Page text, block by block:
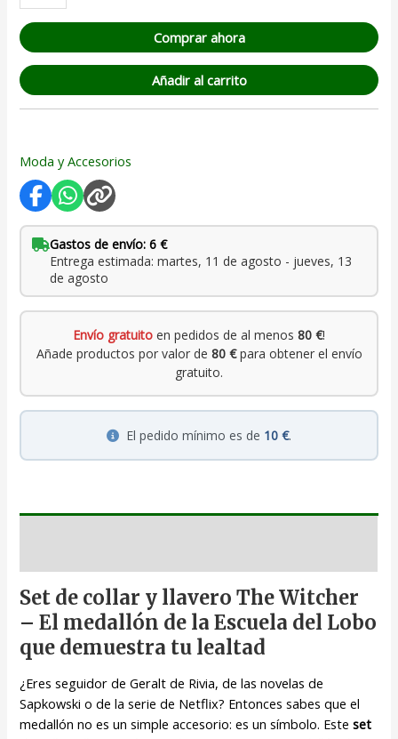
Comprar ahora
Añadir al carrito
Moda y Accesorios
Gastos de envío: 6 €
Entrega estimada: martes, 11 de agosto - jueves, 13
de agosto
Envío gratuito en pedidos de al menos 80 €!
Añade productos por valor de 80 €para obtener el envío
gratuito.
El pedido mínimo es de 10 €.
Set de collar y llavero The Witcher
– El medallón de la Escuela del Lobo
que demuestra tu lealtad
¿Eres seguidor de Geralt de Rivia, de las novelas de
Sapkowski o de la serie de Netflix? Entonces sabes que el
medallón no es un simple accesorio: es un símbolo. Esteset